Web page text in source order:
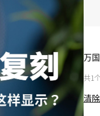
万国
共1
清